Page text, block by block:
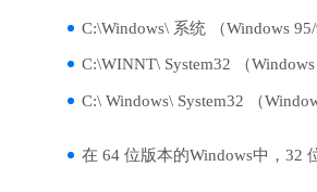
C:\Windows\ 系统 （Windows 95/
C:\WINNT\ System32 （Windows
C:\ Windows\ System32 （
在 64 位版本的Windows中，32